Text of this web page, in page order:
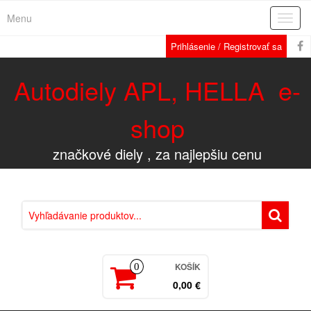
Menu
Prihlásenie / Registrovať sa
Autodiely APL, HELLA e-
shop
značkové diely , za najlepšiu cenu
0 KOŠÍK
0,00 €